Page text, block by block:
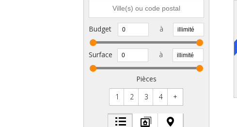
Budget à
Surface à
Pièces
1
2 3 4 +